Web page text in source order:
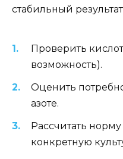
стабильный
Проверить
возможность).
Оценить
азоте.
Рассчитать
конкретную